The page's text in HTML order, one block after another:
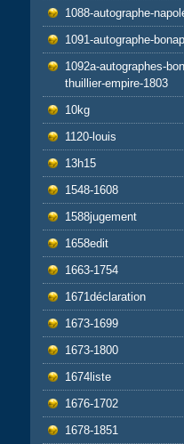
1088-autographe-
1091-autographe-
1092a-autographes-
thuillier-empire-1803
10kg
1120-louis
13h15
1548-1608
1588jugement
1658edit
1663-1754
1671déclaration
1673-1699
1673-1800
1674liste
1676-1702
1678-1851